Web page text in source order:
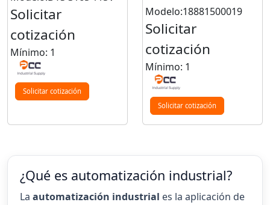
Solicitar
cotización
Mínimo: 1
Solicitar cotización
Modelo:18881500019
Solicitar
cotización
Mínimo: 1
Solicitar cotización
¿Qué es automatización industrial?
La automatización industrial es la aplicación de